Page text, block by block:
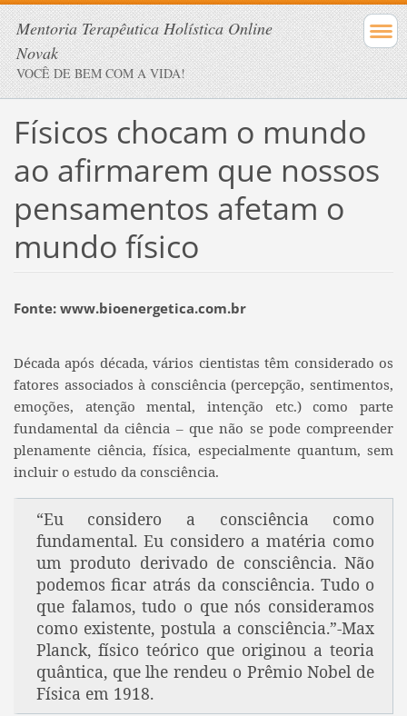
Mentoria Terapêutica Holística Online
Novak
VOCÊ DE BEM COM A VIDA!
Físicos chocam o mundo
ao afirmarem que nossos
pensamentos afetam o
mundo físico
Fonte: www.bioenergetica.com.br
Década após década, vários cientistas têm considerado os
fatores associados à consciência (percepção, sentimentos,
emoções, atenção mental, intenção etc.) como parte
fundamental da ciência – que não se pode compreender
plenamente ciência, física, especialmente quantum, sem
incluir o estudo da consciência.
“Eu considero a consciência como
fundamental. Eu considero a matéria como
um produto derivado de consciência. Não
podemos ficar atrás da consciência. Tudo o
que falamos, tudo o que nós consideramos
como existente, postula a consciência.”-Max
Planck, físico teórico que originou a teoria
quântica, que lhe rendeu o Prêmio Nobel de
Física em 1918.